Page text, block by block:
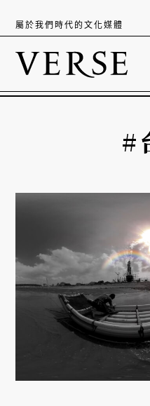
屬於我們時代的文化媒體
#